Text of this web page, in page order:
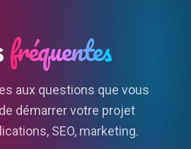
fréquentes
aux questions que vous
démarrer votre projet
SEO, marketing.